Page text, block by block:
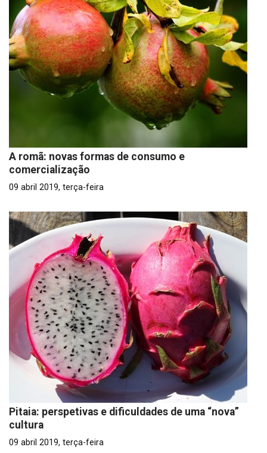
A romã: novas formas de consumo e
comercialização
09 abril 2019, terça-feira
Pitaia: perspetivas e dificuldades de uma “nova”
cultura
09 abril 2019, terça-feira